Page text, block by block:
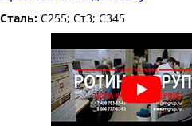
Сталь: С255; Ст3; С345